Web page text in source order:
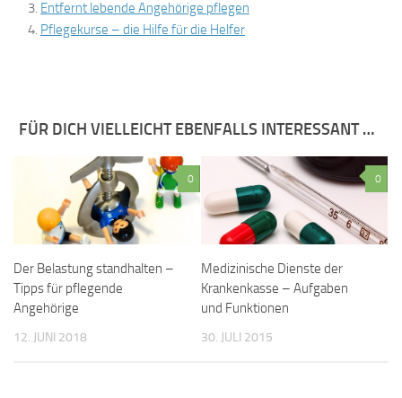
Entfernt lebende Angehörige pflegen
Pflegekurse – die Hilfe für die Helfer
FÜR DICH VIELLEICHT EBENFALLS INTERESSANT …
0
Der Belastung standhalten –
Tipps für pflegende
Angehörige
12. JUNI 2018
0
Medizinische Dienste der
Krankenkasse – Aufgaben
und Funktionen
30. JULI 2015